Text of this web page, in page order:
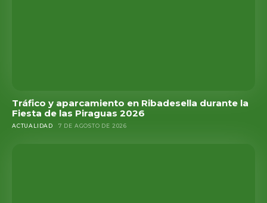
Tráfico y aparcamiento en Ribadesella durante la
Fiesta de las Piraguas 2026
ACTUALIDAD 7 DE AGOSTO DE 2026